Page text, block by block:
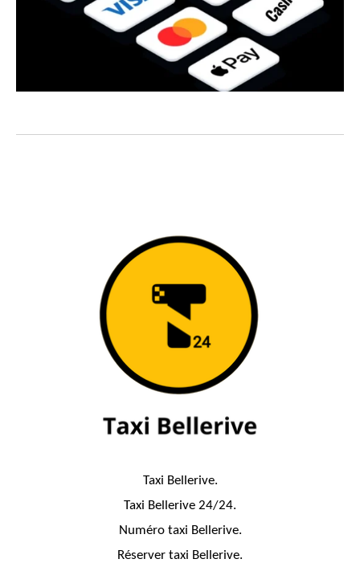
Taxi Bellerive.
Taxi Bellerive 24/24.
Numéro taxi Bellerive.
Réserver taxi Bellerive.